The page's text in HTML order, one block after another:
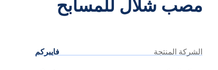
مصب شلال للمسابح
الشركة المنتجة فايبركم